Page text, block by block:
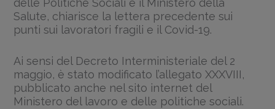
delle Politiche Sociali e il Ministero della
Salute, chiarisce la lettera precedente sui
punti sui lavoratori fragili e il Covid-19.
Ai sensi del Decreto Interministeriale del 2
maggio, è stato modificato l’allegato XXXVIII,
pubblicato anche nel sito internet del
Ministero del lavoro e delle politiche sociali.